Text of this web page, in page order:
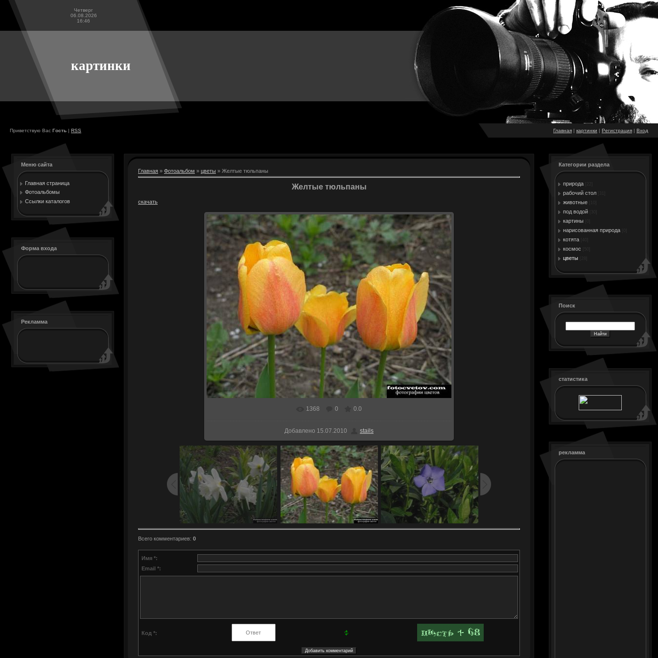
Четверг
06.08.2026
16:46
картинки
Приветствую Вас Гость | RSS Главная | картинки | Регистрация | Вход
Меню сайта
Главная страница
Фотоальбомы
Ссылки каталогов
Форма входа
Рекламма
Главная » Фотоальбом » цветы » Желтые тюльпаны
Желтые тюльпаны
скачать
1368 0 0.0
Добавлено 15.07.2010 stails
Всего комментариев: 0
Имя *:
Email *:
Код *:
Категории раздела
природа
рабочий стол
животные
под водой
картины
нарисованная природа
котята
космос
цветы
Поиск
статистика
рекламма